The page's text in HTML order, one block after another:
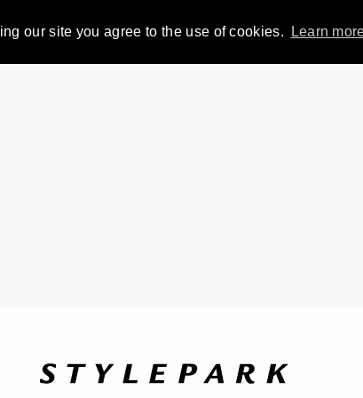
our site you agree to the use of cookies. Learn